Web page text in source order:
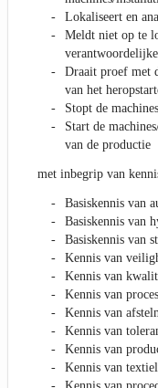
Lokaliseert en
Meldt niet op te
verantwoordelijke
Draait proef met
van het
Stopt de
Start de
van de productie
met inbegrip van
Basiskennis van
Basiskennis van
Basiskennis van
Kennis van
Kennis van
Kennis van
Kennis van
Kennis van
Kennis van
Kennis van